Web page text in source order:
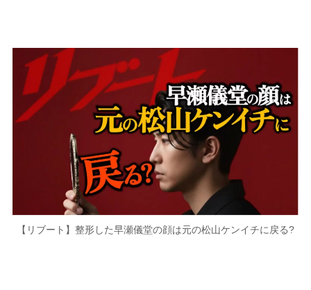
【リブート】整形した早瀬儀堂の顔は元の松山ケンイチに戻る?